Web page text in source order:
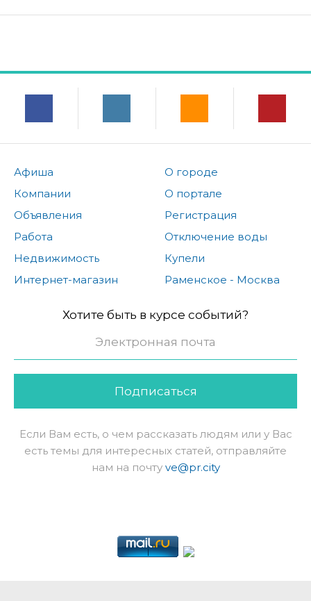
Афиша
Компании
Объявления
Работа
Недвижимость
Интернет-магазин
О городе
О портале
Регистрация
Отключение воды
Купели
Раменское - Москва
Хотите быть в курсе событий?
Подписаться
Если Вам есть, о чем рассказать людям или у Вас
есть темы для интересных статей, отправляйте
нам на почту ve@pr.city